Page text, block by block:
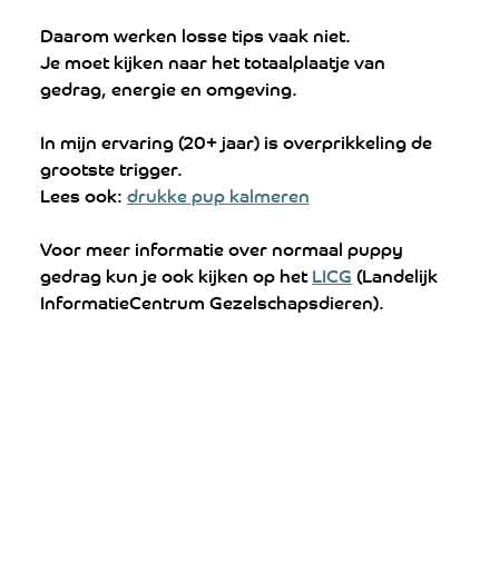
Daarom werken losse tips vaak niet.
Je moet kijken naar het totaalplaatje van
gedrag, energie en omgeving.
In mijn ervaring (20+ jaar) is overprikkeling de
grootste trigger.
Lees ook: drukke pup kalmeren
Voor meer informatie over normaal puppy
gedrag kun je ook kijken op het LICG (Landelijk
InformatieCentrum Gezelschapsdieren).